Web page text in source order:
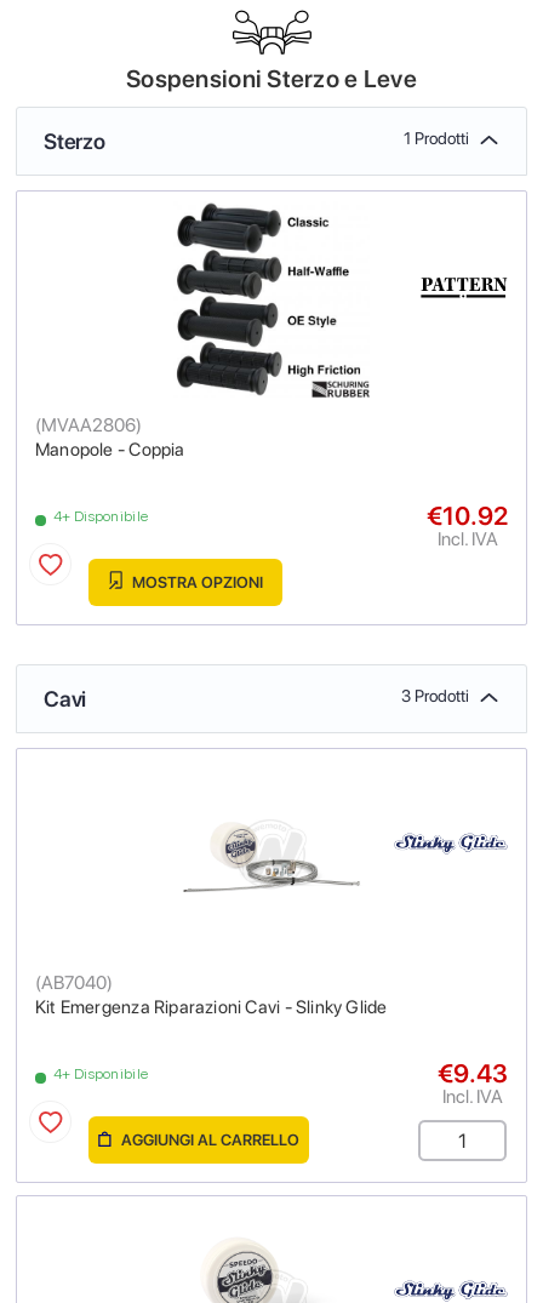
Sospensioni Sterzo e Leve
Sterzo 1 Prodotti
Manopole - Coppia
(MVAA2806)
4+ Disponibile €10.92
Incl. IVA
MOSTRA OPZIONI
Cavi 3 Prodotti
Kit Emergenza Riparazioni Cavi - Slinky Glide
(AB7040)
4+ Disponibile €9.43
Incl. IVA
AGGIUNGI AL CARRELLO